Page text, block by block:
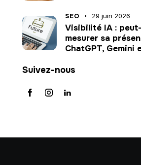
SEO 29 juin 2026
Visibilité IA :
mesurer sa
ChatGPT, Gemini
Suivez-nous